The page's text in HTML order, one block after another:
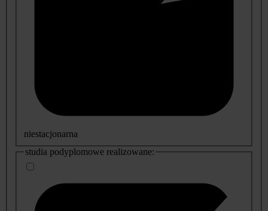
niestacjonarna
studia podyplomowe realizowane: